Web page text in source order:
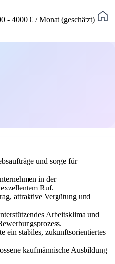
- 4000 € / Monat (geschätzt)
und sorge für
in der
Ruf.
attraktive Vergütung und
Arbeitsklima und
ein stabiles, zukunftsorientiertes
kaufmännische Ausbildung